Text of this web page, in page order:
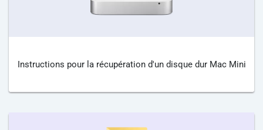
Instructions pour la récupération d'un disque dur Mac Mini